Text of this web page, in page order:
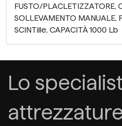
FUSTO/PLACLETIZZATORE,
SOLLEVAMENTO MANUALE,
SCINTille, CAPACITÀ 1000 Lb
Lo